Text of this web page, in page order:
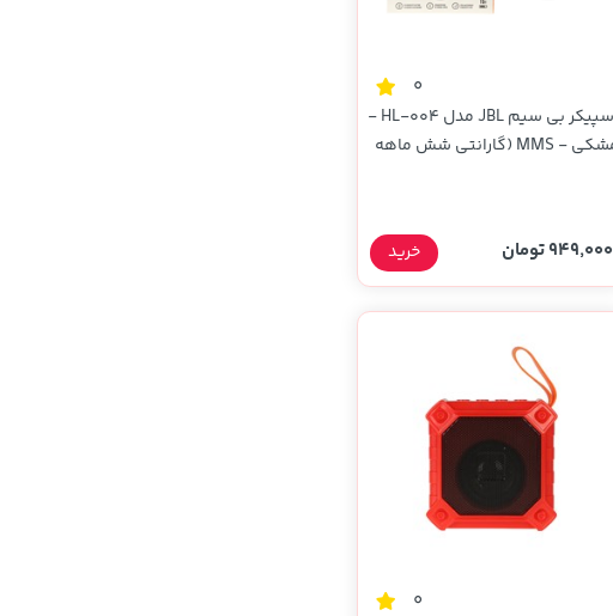
0
اسپیکر بی سیم JBL مدل HL-004 -
مشکی - MMS (گارانتی شش ماهه
949,000 تومان خرید
0